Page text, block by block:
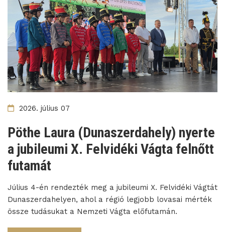
2026. július 07
Pöthe Laura (Dunaszerdahely) nyerte
a jubileumi X. Felvidéki Vágta felnőtt
futamát
Július 4-én rendezték meg a jubileumi X. Felvidéki Vágtát
Dunaszerdahelyen, ahol a régió legjobb lovasai mérték
össze tudásukat a Nemzeti Vágta előfutamán.